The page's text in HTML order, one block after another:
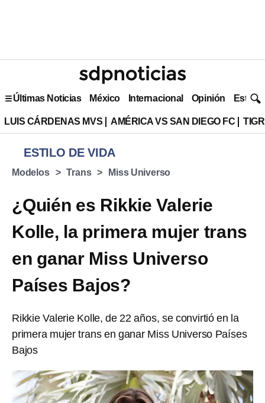
Últimas Noticias México Internacional Opinión Estilo
LUIS CÁRDENAS MVS AMÉRICA VS SAN DIEGO FC
ESTILO DE VIDA
Modelos Trans Miss Universo
¿Quién es Rikkie Valerie
Kolle, la primera mujer trans
en ganar Miss Universo
Países Bajos?
Rikkie Valerie Kolle, de 22 años, se convirtió en la
primera mujer trans en ganar Miss Universo Países
Bajos